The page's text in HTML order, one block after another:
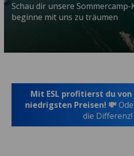
Schau dir unsere
beginne mit uns zu träumen
Mit ESL profitierst du
niedrigsten Preisen! 💸
die Differenz!